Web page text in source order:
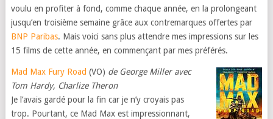
voulu en profiter à fond, comme chaque année, en la prolongeant
jusqu’en troisième semaine grâce aux contremarques offertes par
BNP Paribas. Mais voici sans plus attendre mes impressions sur les
15 films de cette année, en commençant par mes préférés.
Mad Max Fury Road (VO) de George Miller avec
Tom Hardy, Charlize Theron
Je l’avais gardé pour la fin car je n’y croyais pas
trop. Pourtant, ce Mad Max est impressionnant,